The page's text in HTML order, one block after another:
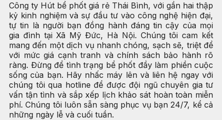
Công ty Hút bể phốt giá rẻ Thái Bình, với gần hai thập
kỷ kinh nghiệm và sự đầu tư vào công nghệ hiện đại,
tự tin là người bạn đồng hành đáng tin cậy của mọi
gia đình tại Xã Mỹ Đức, Hà Nội. Chúng tôi cam kết
mang đến một dịch vụ nhanh chóng, sạch sẽ, triệt để
với mức giá cạnh tranh và chính sách bảo hành rõ
ràng. Đừng để tình trạng bể phốt đầy làm phiền cuộc
sống của bạn. Hãy nhấc máy lên và liên hệ ngay với
chúng tôi qua hotline để được đội ngũ chuyên gia tư
vấn tận tình và sắp xếp lịch khảo sát hoàn toàn miễn
phí. Chúng tôi luôn sẵn sàng phục vụ bạn 24/7, kể cả
những ngày lễ và cuối tuần.